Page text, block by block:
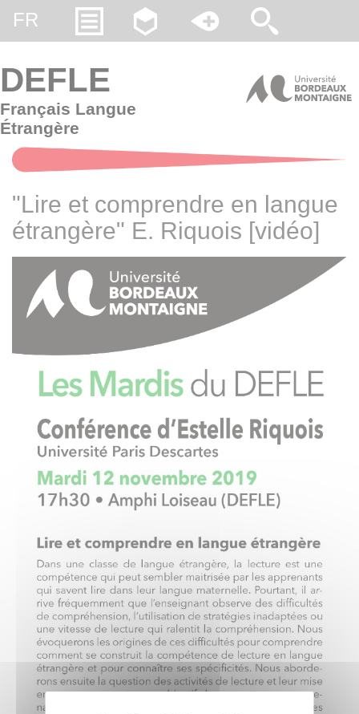
FR
DEFLE
Français Langue
Étrangère
"Lire et comprendre en langue
étrangère" E. Riquois [vidéo]
Gestion des cookies